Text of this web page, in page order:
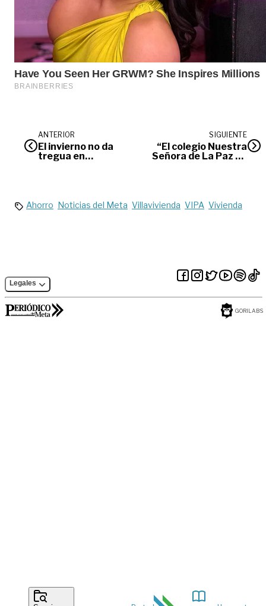
ANTERIOR
El invierno no da
tregua en
SIGUIENTE
“El colegio Nuestra
Señora de La Paz no
Ahorro Noticias del Meta Villavivienda VIPA Vivienda
Legales
GORILABS